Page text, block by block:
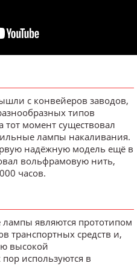
с конвейеров заводов,
типов
момент существовал
лампы накаливания.
надёжную модель ещё в
вольфрамовую нить,
часов.
являются прототипом
транспортных средств и,
высокой
используются в